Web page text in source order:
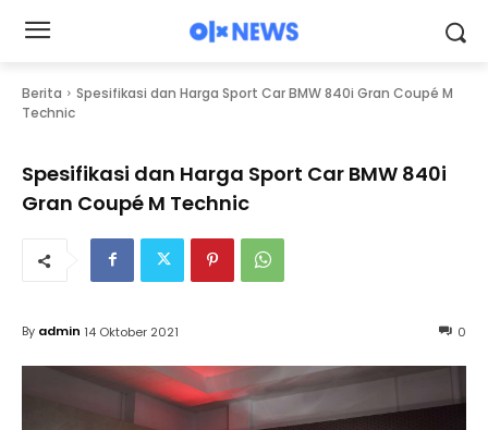
Berita
Spesifikasi dan Harga Sport Car BMW 840i Gran Coupé M
Technic
Spesifikasi dan Harga Sport Car BMW 840i
Gran Coupé M Technic
0
By admin 14 Oktober 2021